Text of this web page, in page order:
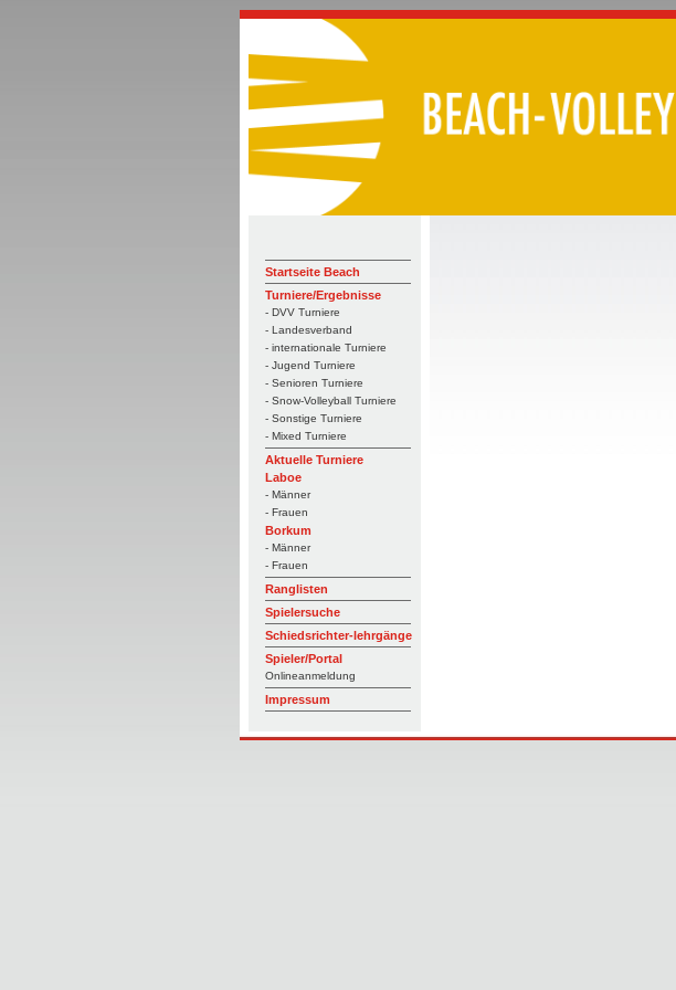
Startseite Beach
Turniere/Ergebnisse
- DVV Turniere
- Landesverband
- internationale Turniere
- Jugend Turniere
- Senioren Turniere
- Snow-Volleyball Turniere
- Sonstige Turniere
- Mixed Turniere
Aktuelle Turniere
Laboe
- Männer
- Frauen
Borkum
- Männer
- Frauen
Ranglisten
Spielersuche
Schiedsrichter-lehrgänge
Spieler/Portal
Onlineanmeldung
Impressum